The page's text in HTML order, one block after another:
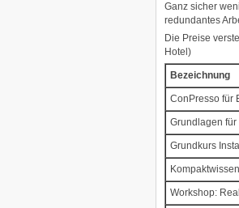
Ganz sicher
redundantes
Die Preise
Hotel)
Bezeichnung
ConPresso für
Grundlagen für
Grundkurs
Workshop: